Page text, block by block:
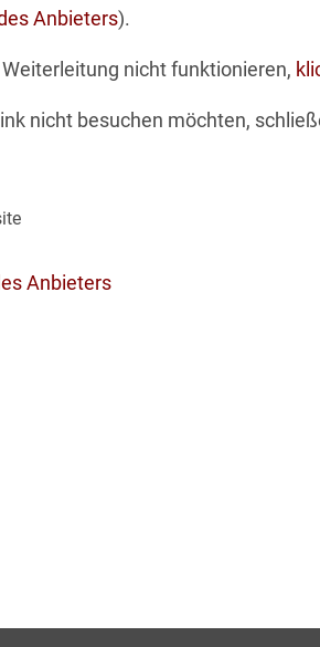
Anbieters).
nicht funktionieren,
nicht besuchen möchten,
Anbieters